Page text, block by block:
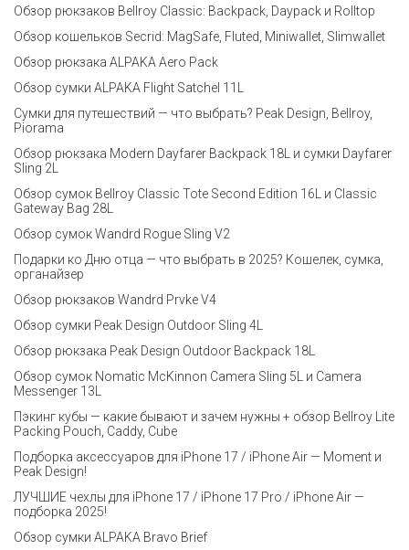
Обзор рюкзаков Bellroy Classic: Backpack, Daypack и Rolltop
Обзор кошельков Secrid: MagSafe, Fluted, Miniwallet, Slimwallet
Обзор рюкзака ALPAKA Aero Pack
Обзор сумки ALPAKA Flight Satchel 11L
Сумки для путешествий — что выбрать? Peak Design, Bellroy,
Piorama
Обзор рюкзака Modern Dayfarer Backpack 18L и сумки Dayfarer
Sling 2L
Обзор сумок Bellroy Classic Tote Second Edition 16L и Classic
Gateway Bag 28L
Обзор сумок Wandrd Rogue Sling V2
Подарки ко Дню отца — что выбрать в 2025? Кошелек, сумка,
органайзер
Обзор рюкзаков Wandrd Prvke V4
Обзор сумки Peak Design Outdoor Sling 4L
Обзор рюкзака Peak Design Outdoor Backpack 18L
Обзор сумок Nomatic McKinnon Camera Sling 5L и Camera
Messenger 13L
Пэкинг кубы — какие бывают и зачем нужны + обзор Bellroy Lite
Packing Pouch, Caddy, Cube
Подборка аксессуаров для iPhone 17 / iPhone Air — Moment и
Peak Design!
ЛУЧШИЕ чехлы для iPhone 17 / iPhone 17 Pro / iPhone Air —
подборка 2025!
Обзор сумки ALPAKA Bravo Brief